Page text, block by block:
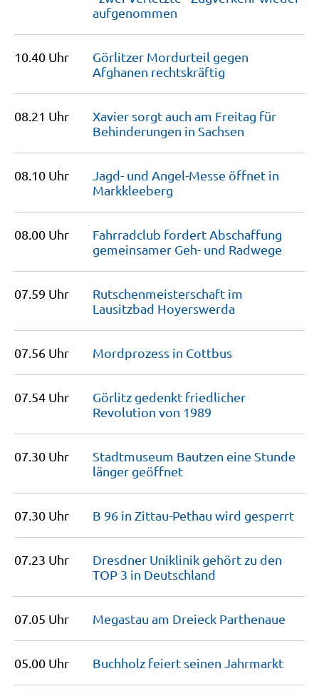
aufgenommen
10.40 Uhr
Görlitzer Mordurteil gegen
Afghanen rechtskräftig
08.21 Uhr
Xavier sorgt auch am Freitag für
Behinderungen in Sachsen
08.10 Uhr
Jagd- und Angel-Messe öffnet in
Markkleeberg
08.00 Uhr
Fahrradclub fordert Abschaffung
gemeinsamer Geh- und Radwege
07.59 Uhr
Rutschen­meis­terschaft im
Lausitzbad Hoyerswerda
07.56 Uhr Mordprozess in Cottbus
07.54 Uhr
Görlitz gedenkt friedlicher
Revolution von 1989
07.30 Uhr
Stadtmuseum Bautzen eine Stunde
länger geöffnet
07.30 Uhr B 96 in Zittau-Pethau wird gesperrt
07.23 Uhr
Dresdner Uniklinik gehört zu den
TOP 3 in Deutschland
07.05 Uhr Megastau am Dreieck Parthenaue
05.00 Uhr Buchholz feiert seinen Jahrmarkt